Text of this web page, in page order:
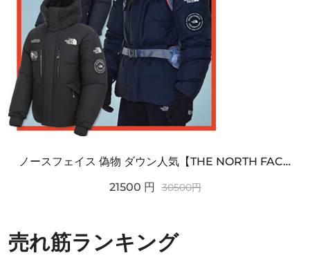
ノースフェイス 偽物 ダウン人気【THE NORTH FACE】M'S 7 SUMMIT HIM...
21500 円 30500円
売れ筋ランキング